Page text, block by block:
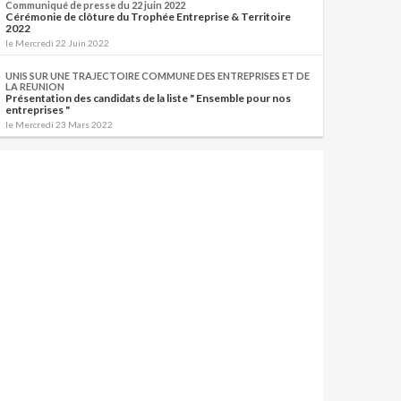
Communiqué de presse du 22 juin 2022
Cérémonie de clôture du Trophée Entreprise & Territoire
2022
le Mercredi 22 Juin 2022
UNIS SUR UNE TRAJECTOIRE COMMUNE DES ENTREPRISES ET DE
LA REUNION
Présentation des candidats de la liste " Ensemble pour nos
entreprises "
le Mercredi 23 Mars 2022